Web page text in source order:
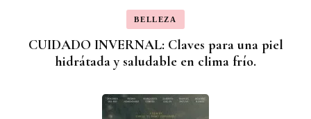
BELLEZA
CUIDADO INVERNAL: Claves para una piel
hidrátada y saludable en clima frío.